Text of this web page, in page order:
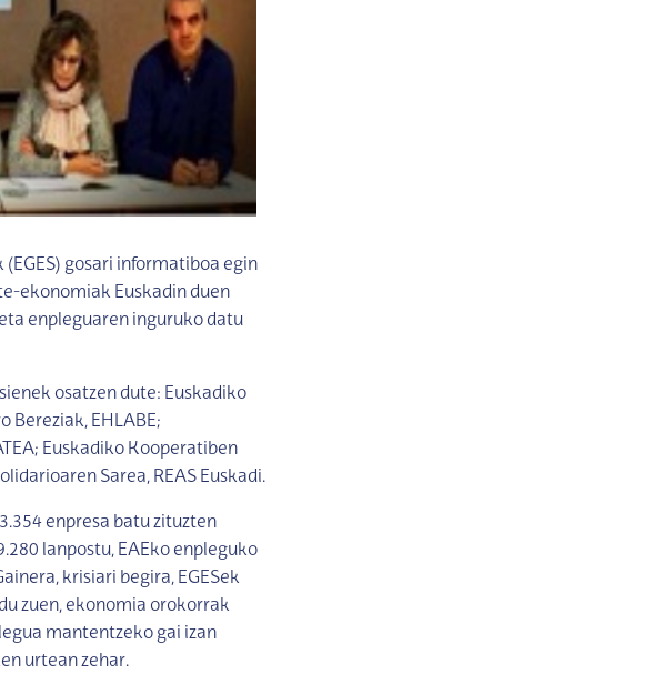
(EGES) gosari informatiboa egin
ekonomiak Euskadin duen
enpleguaren inguruko datu
osatzen dute: Euskadiko
Bereziak, EHLABE;
Euskadiko Kooperatiben
Sarea, REAS Euskadi.
enpresa batu zituzten
lanpostu, EAEko enpleguko
krisiari begira, EGESek
zuen, ekonomia orokorrak
mantentzeko gai izan
urtean zehar.